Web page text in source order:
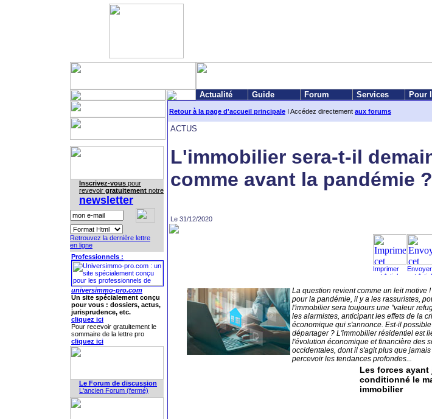
Actualité Guide Forum Services Pour
Inscrivez-vous pour
revevoir gratuitement notre
newsletter
Retrouvez la dernière lettre
en ligne
Professionnels :
universimmo-pro.com
Un site spécialement conçu
pour vous : dossiers, actus,
jurisprudence, etc.
cliquez ici
Pour recevoir gratuitement le
sommaire de la lettre pro
cliquez ici
Le Forum de discussion
L'ancien Forum (fermé)
Retour à la page d'accueil principale I Accédez directement aux forums
ACTUS
L'immobilier sera-t-il
comme avant la pandémie ?
Le 31/12/2020
La question revient comme un leit motive
pour la pandémie, il y a les rassuristes,
l'immobilier sera toujours une "valeur
les alarmistes, anticipant les effets de la
économique qui s'annonce. Est-il
départager ? L'immobilier résidentiel est
l'évolution économique et financière des
occidentales, dont il s'agit plus que jamais
percevoir les tendances profondes...
Les forces
conditionné le
immobilier